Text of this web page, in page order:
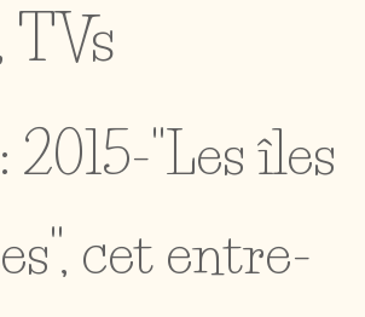
TVs
"Les îles
cet entre-